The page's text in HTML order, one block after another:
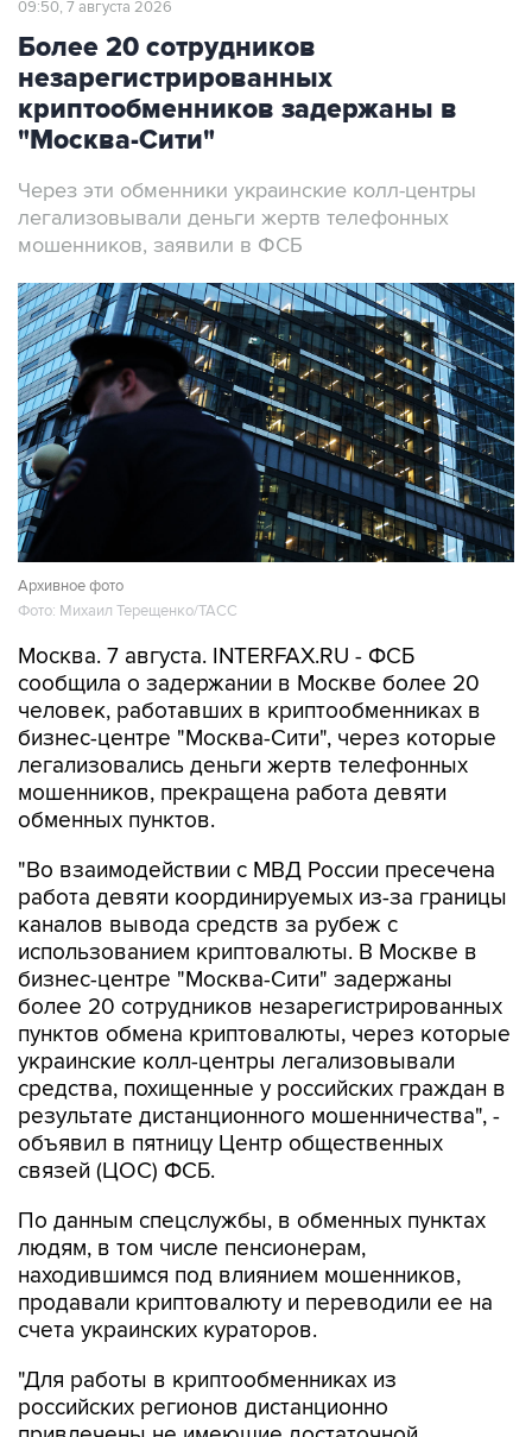
09:50, 7 августа 2026
Более 20 сотрудников
незарегистрированных
криптообменников задержаны в
"Москва-Сити"
Через эти обменники украинские колл-центры
легализовывали деньги жертв телефонных
мошенников, заявили в ФСБ
Архивное фото
Фото: Михаил Терещенко/ТАСС
Москва. 7 августа. INTERFAX.RU - ФСБ
сообщила о задержании в Москве более 20
человек, работавших в криптообменниках в
бизнес-центре "Москва-Сити", через которые
легализовались деньги жертв телефонных
мошенников, прекращена работа девяти
обменных пунктов.
"Во взаимодействии с МВД России пресечена
работа девяти координируемых из-за границы
каналов вывода средств за рубеж с
использованием криптовалюты. В Москве в
бизнес-центре "Москва-Сити" задержаны
более 20 сотрудников незарегистрированных
пунктов обмена криптовалюты, через которые
украинские колл-центры легализовывали
средства, похищенные у российских граждан в
результате дистанционного мошенничества", -
объявил в пятницу Центр общественных
связей (ЦОС) ФСБ.
По данным спецслужбы, в обменных пунктах
людям, в том числе пенсионерам,
находившимся под влиянием мошенников,
продавали криптовалюту и переводили ее на
счета украинских кураторов.
"Для работы в криптообменниках из
российских регионов дистанционно